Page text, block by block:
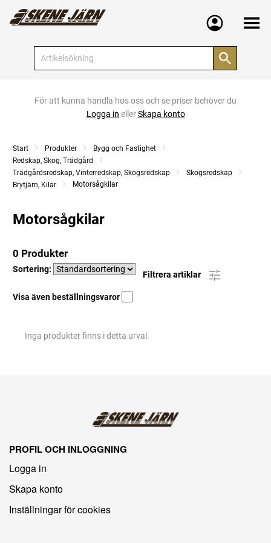
Meny
För att kunna handla hos oss och se priser behöver du
Logga in ellerSkapa konto
Start Produkter
Bygg och Fastighet
Redskap, Skog, Trädgård
Trädgårdsredskap, Vinterredskap, Skogsredskap
Skogsredskap
Brytjärn, Kilar
Motorsågkilar
Motorsågkilar
0 Produkter
Sortering:
Filtrera artiklar
Visa även beställningsvaror
Inga produkter finns i detta urval.
PROFIL OCH INLOGGNING
Logga in
Skapa konto
Inställningar för cookies